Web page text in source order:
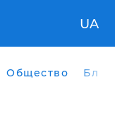
UA
Общество